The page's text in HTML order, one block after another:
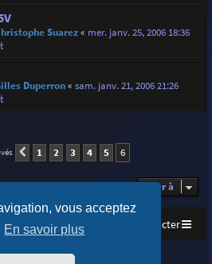
vous acceptez
En savoir plus
Suarez« mer. janv. 25, 2006 18:36
Duperron« sam. janv. 21, 2006 21:26
Précédente
1 2 3 4 5 6
Aller à
Nous contacter
style byIan Bradley